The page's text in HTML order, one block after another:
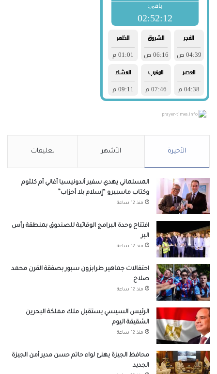
prayer-times.info
الأخيرة الأشهر تعليقات
المسلماني يهدي سفير أندونيسيا أغاني أم كلثوم
وكتاب ماسبيرو “إسلام بلا أحزاب”
منذ 12 ساعة
افتتاح وحدة البرامج الوقائية للصندوق بمنطقة رأس
البر
منذ 12 ساعة
احتفالات جماهير طرابزون سبور بصفقة القرن محمد
صلاح
منذ 12 ساعة
الرئيس السيسي يستقبل ملك مملكة البحرين
الشقيقة اليوم
منذ 12 ساعة
محافظ الجيزة يهنئ لواء حاتم حسن مدير أمن الجيزة
الجديد